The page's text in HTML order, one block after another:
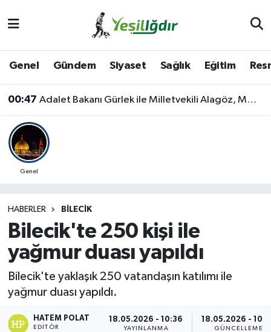
Genel Gündem Siyaset Sağlık Eğitim
00:47 Adalet Bakanı Gürlek ile Milletvekili Alagöz, MHP İl Başkanlığını Ziyaret Etti
Genel
HABERLER BILECIK
Bilecik'te 250 kişi ile
yağmur duası yapıldı
Bilecik'te yaklaşık 250 vatandaşın katılımı ile
yağmur duası yapıldı.
HATEM POLAT
EDITÖR
18.05.2026 - 10:36
YAYINLANMA
18.05.2026 -
GÜNCELLEME
Iğdır Trafik Yoğunluk Haritası
Süper Lig Puan Durumu ve Fikstür
Son Dakika Haberleri
Haber Arşivi